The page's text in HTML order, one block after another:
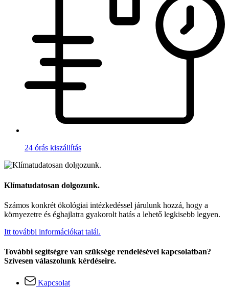
24 órás kiszállítás
Klímatudatosan dolgozunk.
Számos konkrét ökológiai intézkedéssel járulunk hozzá, hogy a
környezetre és éghajlatra gyakorolt hatás a lehető legkisebb legyen.
Itt további információkat talál.
További segítségre van szüksége rendelésével kapcsolatban?
Szívesen válaszolunk kérdéseire.
Kapcsolat